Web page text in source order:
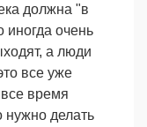
должна "в
иногда очень
а люди
все уже
время
нужно делать